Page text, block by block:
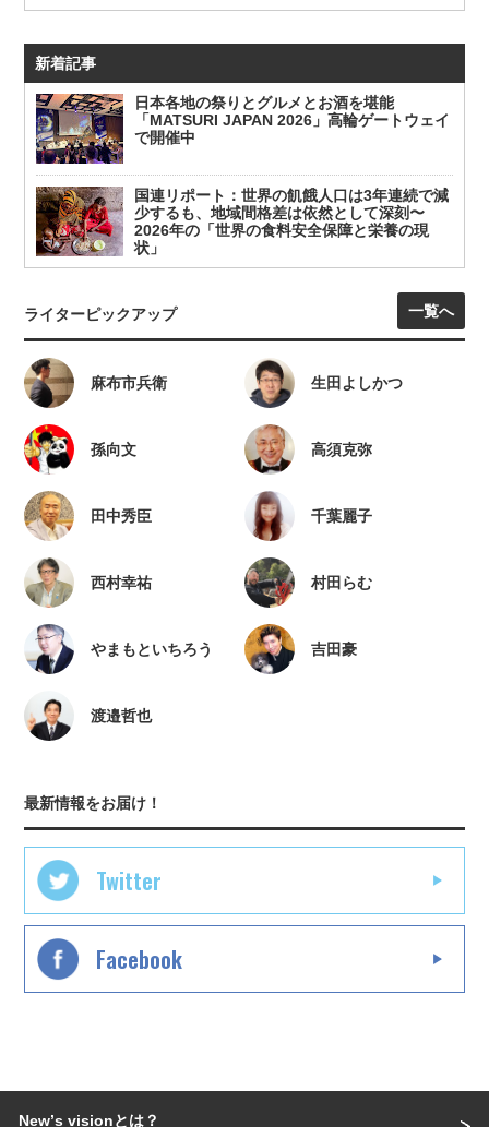
新着記事
日本各地の祭りとグルメとお酒を堪能
「MATSURI JAPAN 2026」高輪ゲートウェイ
で開催中
国連リポート：世界の飢餓人口は3年連続で減
少するも、地域間格差は依然として深刻〜
2026年の「世界の食料安全保障と栄養の現
状」
ライターピックアップ 一覧へ
麻布市兵衛 生田よしかつ
孫向文 高須克弥
田中秀臣 千葉麗子
西村幸祐 村田らむ
やまもといちろう 吉田豪
渡邉哲也
最新情報をお届け！
Twitter
Facebook
Newʼs visionとは？